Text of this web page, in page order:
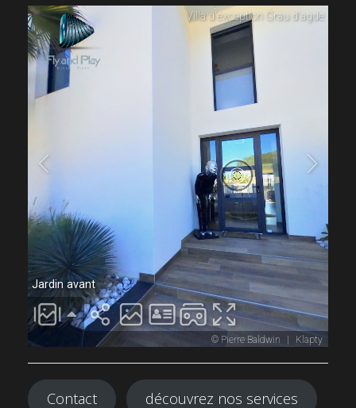
Contact découvrez nos services